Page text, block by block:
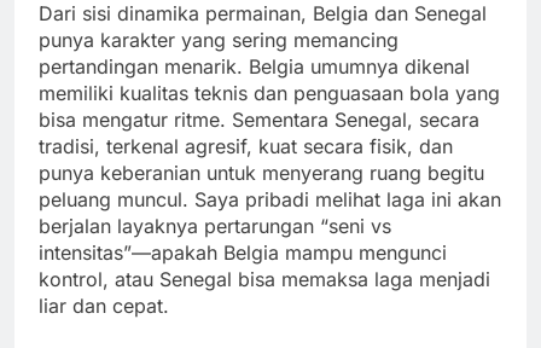
Dari sisi dinamika permainan, Belgia dan Senegal
punya karakter yang sering memancing
pertandingan menarik. Belgia umumnya dikenal
memiliki kualitas teknis dan penguasaan bola yang
bisa mengatur ritme. Sementara Senegal, secara
tradisi, terkenal agresif, kuat secara fisik, dan
punya keberanian untuk menyerang ruang begitu
peluang muncul. Saya pribadi melihat laga ini akan
berjalan layaknya pertarungan “seni vs
intensitas”—apakah Belgia mampu mengunci
kontrol, atau Senegal bisa memaksa laga menjadi
liar dan cepat.